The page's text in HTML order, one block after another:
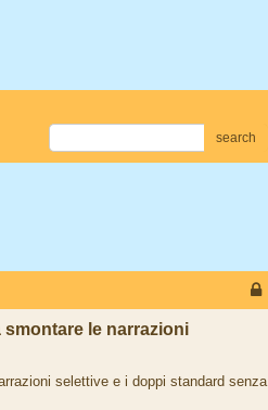
search
smontare le narrazioni
selettive e i doppi standard senza